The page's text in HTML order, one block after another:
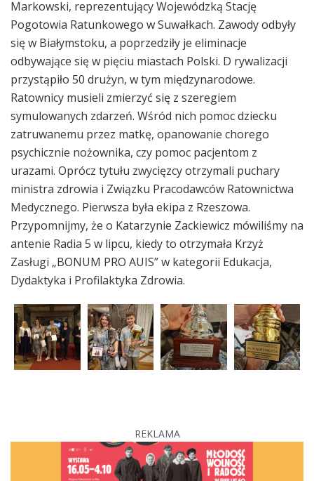
Markowski, reprezentujący Wojewódzką Stację
Pogotowia Ratunkowego w Suwałkach. Zawody odbyły
się w Białymstoku, a poprzedziły je eliminacje
odbywające się w pięciu miastach Polski. D rywalizacji
przystąpiło 50 drużyn, w tym międzynarodowe.
Ratownicy musieli zmierzyć się z szeregiem
symulowanych zdarzeń. Wśród nich pomoc dziecku
zatruwanemu przez matkę, opanowanie chorego
psychicznie nożownika, czy pomoc pacjentom z
urazami. Oprócz tytułu zwycięzcy otrzymali puchary
ministra zdrowia i Związku Pracodawców Ratownictwa
Medycznego. Pierwsza była ekipa z Rzeszowa.
Przypomnijmy, że o Katarzynie Zackiewicz mówiliśmy na
antenie Radia 5 w lipcu, kiedy to otrzymała Krzyż
Zasługi „BONUM PRO AUIS” w kategorii Edukacja,
Dydaktyka i Profilaktyka Zdrowia.
REKLAMA